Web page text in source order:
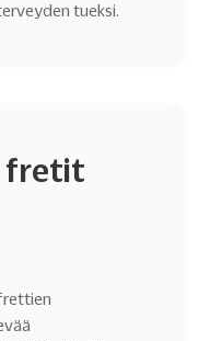
tueksi.
fretit